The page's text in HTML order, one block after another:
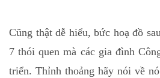
Cũng thật dễ hiểu, bức hoạ đồ
7 thói quen mà các gia đình
triển. Thỉnh thoảng hãy nói về